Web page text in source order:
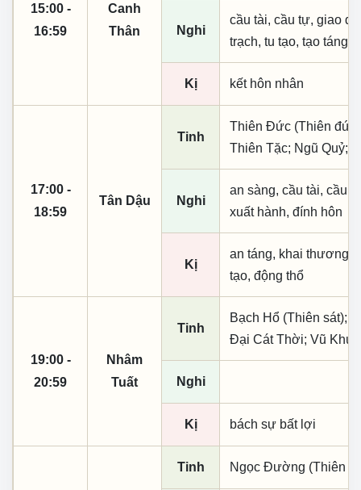
15:00 -
16:59
Canh
Thân
Nghi
cầu tài, cầu tự, giao
trạch, tu tạo, tạo táng,
Kị kết hôn nhân
17:00 -
18:59
Tân Dậu
Tinh
Thiên Đức (Thiên
Thiên Tặc; Ngũ Quỷ;
Nghi
an sàng, cầu tài, cầu
xuất hành, đính hôn
Kị
an táng, khai thương
tạo, động thổ
19:00 -
20:59
Nhâm
Tuất
Tinh
Bạch Hổ (Thiên sát);
Đại Cát Thời; Vũ Khúc
Nghi
Kị bách sự bất lợi
Tinh Ngọc Đường (Thiên